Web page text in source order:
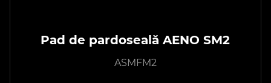
Pad de pardoseală AENO SM2
ASMFM2